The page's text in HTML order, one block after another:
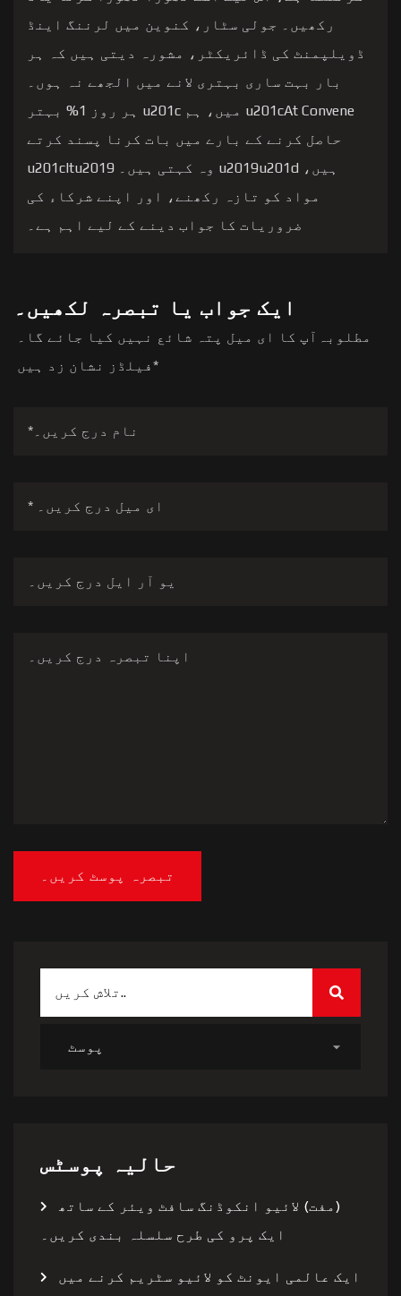
رکھیں۔ جولی سٹار، کنوین میں لرننگ اینڈ
ڈویلپمنٹ کی ڈائریکٹر، مشورہ دیتی ہیں کہ ہر
بار بہت ساری بہتری لانے میں الجھے نہ ہوں۔
u201cAt Convene میں، ہم u201c ہر روز 1% بہتر
حاصل کرنے کے بارے میں بات کرنا پسند کرتے
ہیں، u2019u201d وہ کہتی ہیں۔ u201cItu2019
مواد کو تازہ رکھنے، اور اپنے شرکاء کی
ضروریات کا جواب دینے کے لیے اہم ہے۔
ایک جواب یا تبصرہ لکھیں۔
آپ کا ای میل پتہ شائع نہیں کیا جائے گا۔ مطلوبہ
فیلڈز نشان زد ہیں*
حالیہ پوسٹس
(مفت) لائیو انکوڈنگ سافٹ ویئر کے ساتھ
ایک پرو کی طرح سلسلہ بندی کریں۔
ایک عالمی ایونٹ کو لائیو سٹریم کرنے میں